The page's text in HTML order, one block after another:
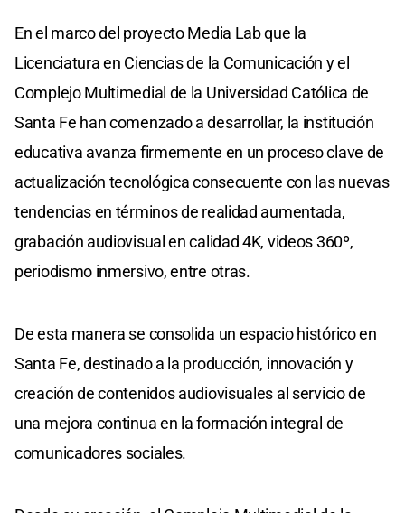
En el marco del proyecto Media Lab que la
Licenciatura en Ciencias de la Comunicación y el
Complejo Multimedial de la Universidad Católica de
Santa Fe han comenzado a desarrollar, la institución
educativa avanza firmemente en un proceso clave de
actualización tecnológica consecuente con las nuevas
tendencias en términos de realidad aumentada,
grabación audiovisual en calidad 4K, videos 360º,
periodismo inmersivo, entre otras.
De esta manera se consolida un espacio histórico en
Santa Fe, destinado a la producción, innovación y
creación de contenidos audiovisuales al servicio de
una mejora continua en la formación integral de
comunicadores sociales.